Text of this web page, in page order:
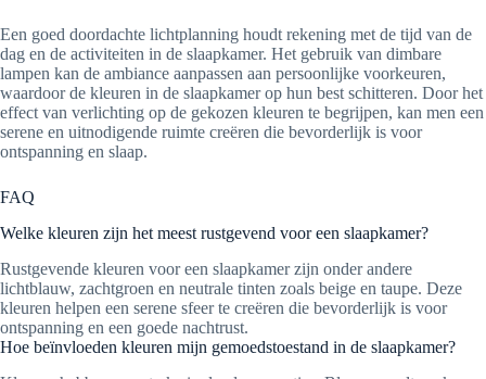
Een goed doordachte lichtplanning houdt rekening met de tijd van de
dag en de activiteiten in de slaapkamer. Het gebruik van dimbare
lampen kan de ambiance aanpassen aan persoonlijke voorkeuren,
waardoor de kleuren in de slaapkamer op hun best schitteren. Door het
effect van verlichting op de gekozen kleuren te begrijpen, kan men een
serene en uitnodigende ruimte creëren die bevorderlijk is voor
ontspanning en slaap.
FAQ
Welke kleuren zijn het meest rustgevend voor een slaapkamer?
Rustgevende kleuren voor een slaapkamer zijn onder andere
lichtblauw, zachtgroen en neutrale tinten zoals beige en taupe. Deze
kleuren helpen een serene sfeer te creëren die bevorderlijk is voor
ontspanning en een goede nachtrust.
Hoe beïnvloeden kleuren mijn gemoedstoestand in de slaapkamer?